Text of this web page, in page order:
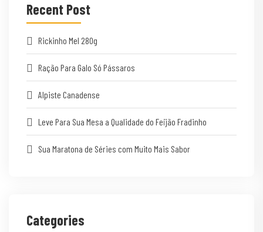
Recent Post
Rickinho Mel 280g
Ração Para Galo Só Pássaros
Alpiste Canadense
Leve Para Sua Mesa a Qualidade do Feijão Fradinho
Sua Maratona de Séries com Muito Mais Sabor
Categories